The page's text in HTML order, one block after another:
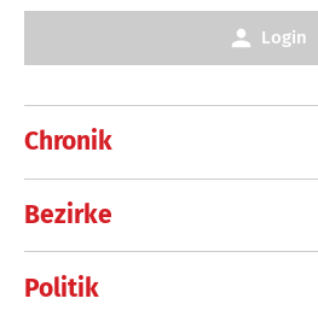
Chronik
Bezirke
Politik
Login